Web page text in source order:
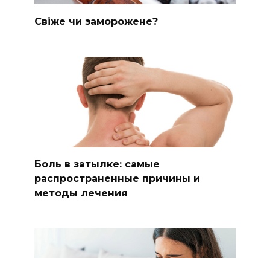
Свіже чи заморожене?
Боль в затылке: самые
распространенные причины и
методы лечения